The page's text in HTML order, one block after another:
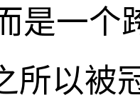
是一个
所以被